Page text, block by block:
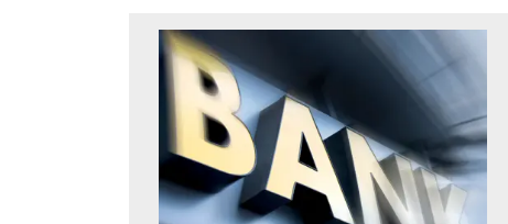
الصورة